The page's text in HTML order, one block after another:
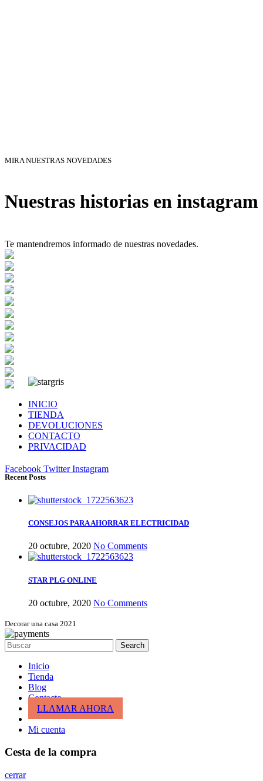
MIRA NUESTRAS NOVEDADES
Nuestras historias en instagram
Te mantendremos informado de nuestras novedades.
INICIO
TIENDA
DEVOLUCIONES
CONTACTO
PRIVACIDAD
Facebook Twitter Instagram
Recent Posts
CONSEJOS PARA AHORRAR ELECTRICIDAD
20 octubre, 2020 No Comments
STAR PLG ONLINE
20 octubre, 2020 No Comments
Decorar una casa 2021
Search
Inicio
Tienda
Blog
Contacto
LLAMAR AHORA
Mi cuenta
Cesta de la compra
cerrar